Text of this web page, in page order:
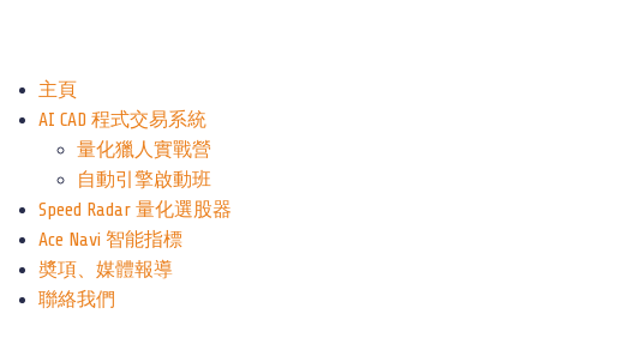
主頁
AI CAD 程式交易系統
量化獵人實戰營
自動引擎啟動班
Speed Radar 量化選股器
Ace Navi 智能指標
奬項、媒體報導
聯絡我們